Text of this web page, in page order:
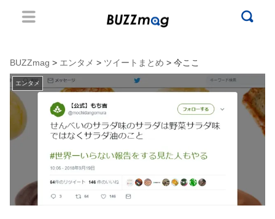
BUZZmag > エンタメ > ツイートまとめ > 今ここ
エンタメ